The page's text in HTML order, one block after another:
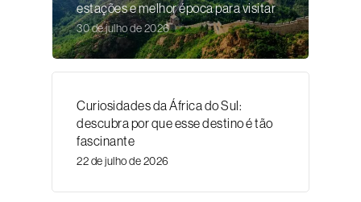
estações e melhor época para visitar
30 de julho de 2026
Curiosidades da África do Sul:
descubra por que esse destino é tão
fascinante
22 de julho de 2026